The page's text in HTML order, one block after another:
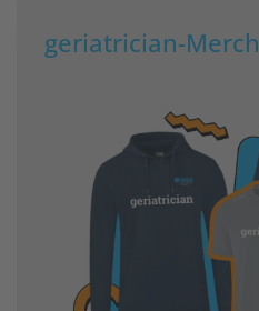
geriatrician-Merch